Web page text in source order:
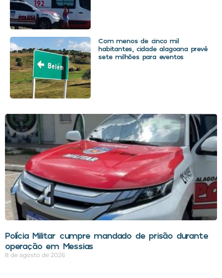
Com menos de cinco mil
habitantes, cidade alagoana prevê
sete milhões para eventos
Polícia Militar cumpre mandado de prisão durante
operação em Messias
8 de agosto de 2026